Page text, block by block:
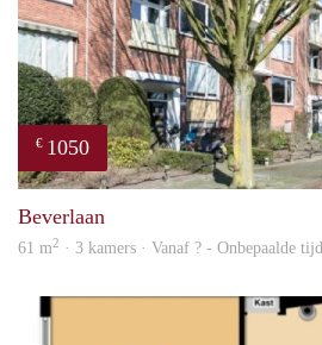
€ 1050
Beverlaan
61 m2 · 3 kamers · Vanaf ? - Onbepaalde tijd